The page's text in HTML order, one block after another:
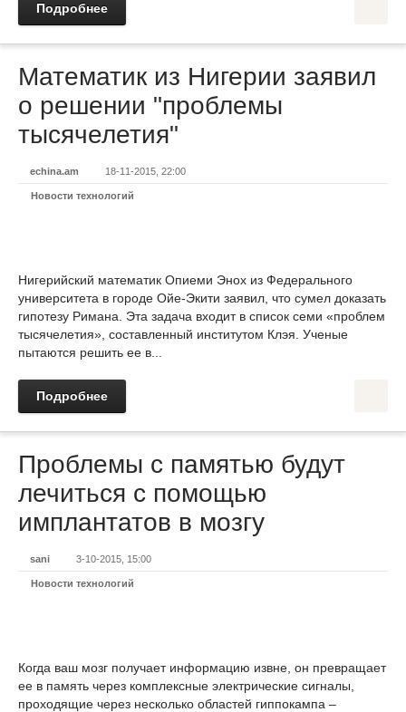
Подробнее
Математик из Нигерии заявил
о решении "проблемы
тысячелетия"
echina.am 18-11-2015, 22:00
Новости технологий
Нигерийский математик Опиеми Энох из Федерального
университета в городе Ойе-Экити заявил, что сумел доказать
гипотезу Римана. Эта задача входит в список семи «проблем
тысячелетия», составленный институтом Клэя. Ученые
пытаются решить ее в...
Подробнее
Проблемы с памятью будут
лечиться с помощью
имплантатов в мозгу
sani 3-10-2015, 15:00
Новости технологий
Когда ваш мозг получает информацию извне, он превращает
ее в память через комплексные электрические сигналы,
проходящие через несколько областей гиппокампа –